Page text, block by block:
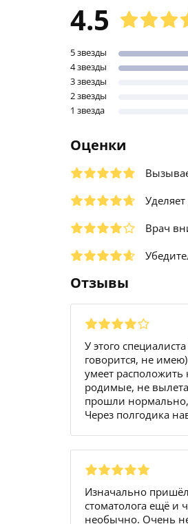
4.5
5 звезды
4 звезды
3 звезды
2 звезды
1 звезда
Оценки
Врач
Отзывы
У этого
говорится, не
умеет расположить
родимые, не
прошли нормально,
Через полгодика
Изначально
стоматолога ещё и
необычно. Очень